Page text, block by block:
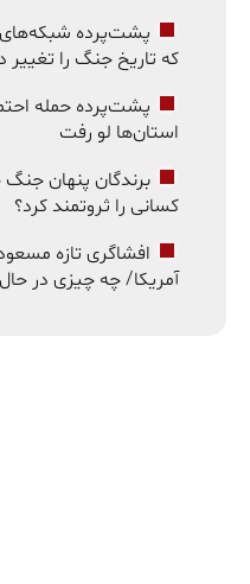
پشت‌پرده شبکه‌های
که تاریخ جنگ را تغییر
پشت‌پرده حمله
استان‌ها لو رفت
کسانی را ثروتمند کرد؟
افشاگری تازه
آمریکا/ چه چیزی در